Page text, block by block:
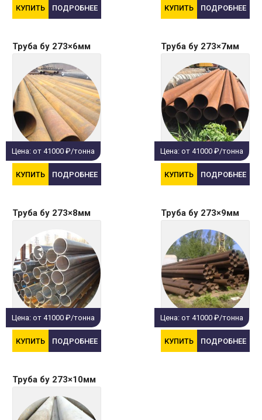
КУПИТЬ ПОДРОБНЕЕ КУПИТЬ ПОДРОБНЕЕ
Труба бу 273×6мм
Цена: от 41000 ₽/тонна
КУПИТЬ ПОДРОБНЕЕ
Труба бу 273×7мм
Цена: от 41000 ₽/тонна
КУПИТЬ ПОДРОБНЕЕ
Труба бу 273×8мм
Цена: от 41000 ₽/тонна
КУПИТЬ ПОДРОБНЕЕ
Труба бу 273×9мм
Цена: от 41000 ₽/тонна
КУПИТЬ ПОДРОБНЕЕ
Труба бу 273×10мм